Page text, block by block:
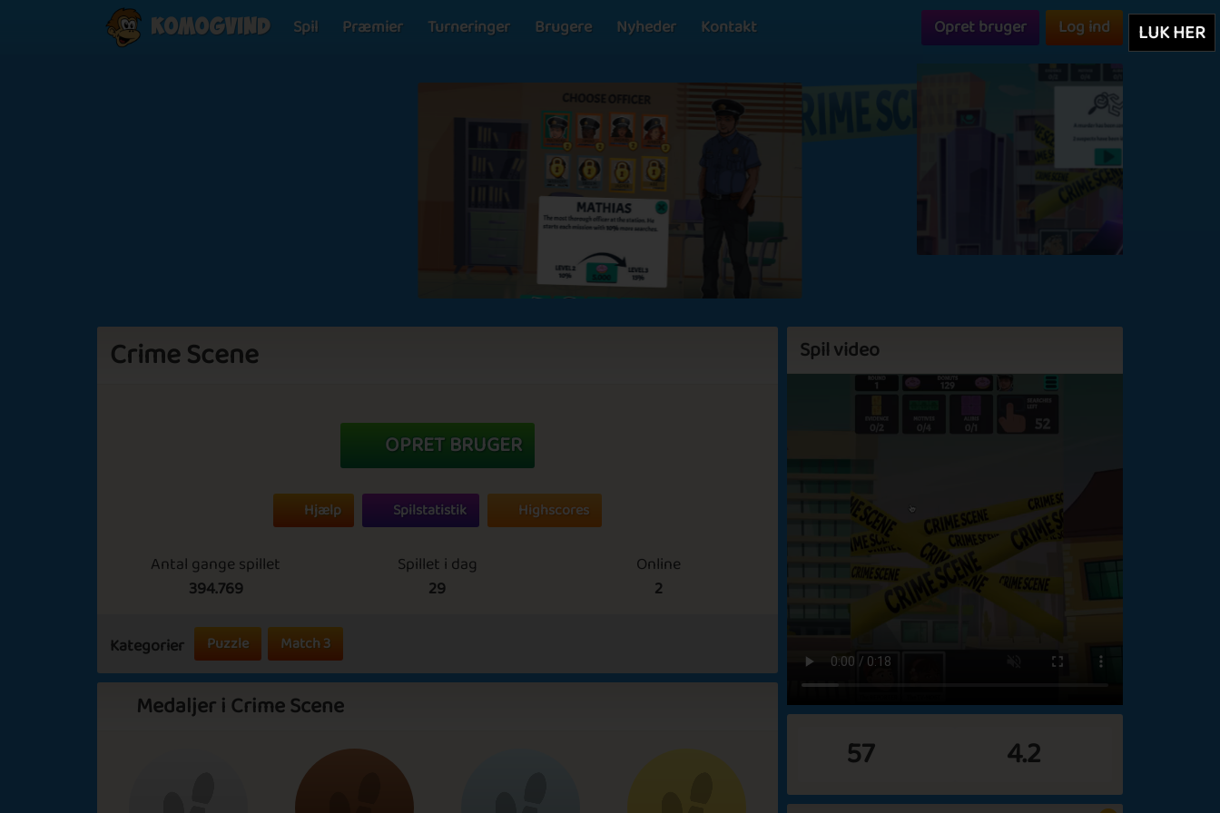
Komogvind Spil Præmier Turneringer Brugere Nyheder Kontakt Opret bruger Log ind
Crime Scene
OPRET BRUGER
Hjælp Spilstatistik Highscores
Antal gange spillet
394.769
Spillet i dag
29
Online
2
Kategorier Puzzle Match 3
Medaljer i Crime Scene
Spil video
57 4.2
LUK HER